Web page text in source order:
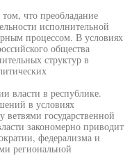
что преобладание
исполнительной
процессом. В условиях
общества
структур в
власти в республике.
в условиях
ветвями государственной
закономерно приводит
федерализма и
региональной